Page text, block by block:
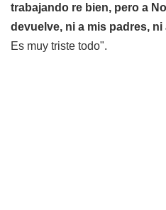
trabajando re bien, pero a
devuelve, ni a mis padres,
Es muy triste todo".